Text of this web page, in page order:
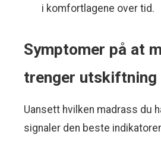
i komfortlagene over tid.
Symptomer på at
trenger utskiftning
Uansett hvilken madrass du
signaler den beste